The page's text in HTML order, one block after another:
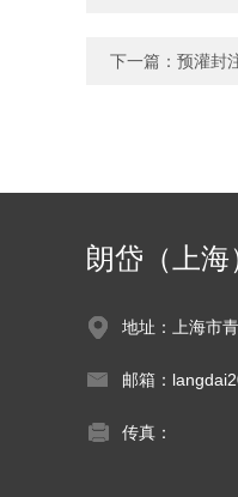
下一篇： 预灌封
朗岱（上海
地址：上海市
邮箱：
传真：